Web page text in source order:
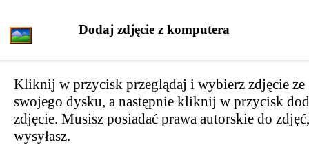
Dodaj zdjęcie z komputera
Kliknij w przycisk przeglądaj i wybierz zdjęcie ze
swojego dysku, a następnie kliknij w przycisk
zdjęcie. Musisz posiadać prawa autorskie do
wysyłasz.